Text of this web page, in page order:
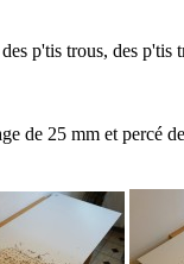
p'tis trous, des
de 25 mm et percé